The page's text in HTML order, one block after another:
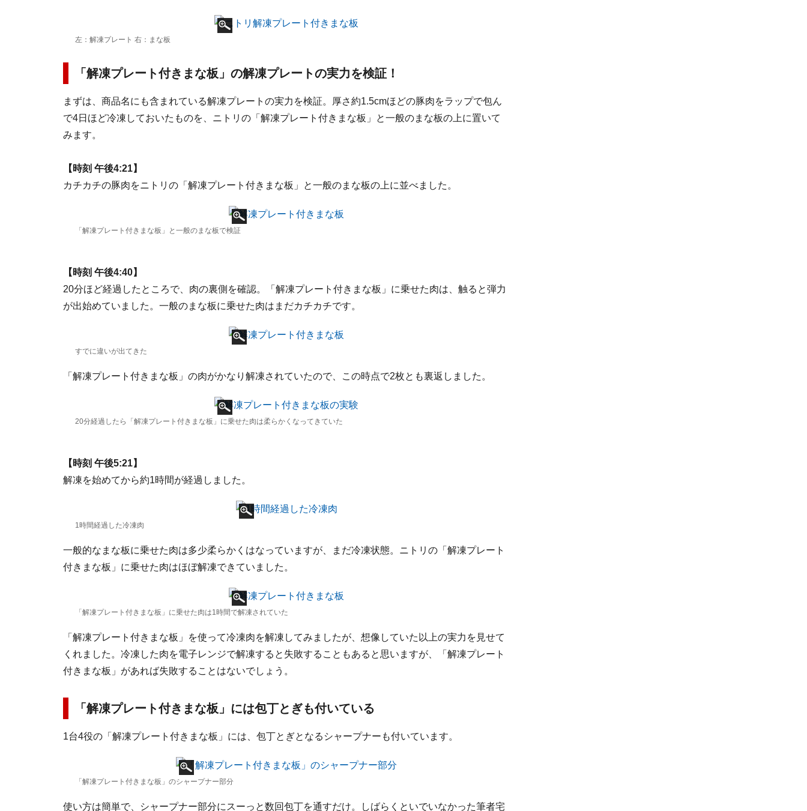
左：解凍プレート 右：まな板
「解凍プレート付きまな板」の解凍プレートの実力を検証！
まずは、商品名にも含まれている解凍プレートの実力を検証。厚さ約1.5cmほどの豚肉をラップで包ん
で4日ほど冷凍しておいたものを、ニトリの「解凍プレート付きまな板」と一般のまな板の上に置いて
みます。
【時刻 午後4:21】
カチカチの豚肉をニトリの「解凍プレート付きまな板」と一般のまな板の上に並べました。
「解凍プレート付きまな板」と一般のまな板で検証
【時刻 午後4:40】
20分ほど経過したところで、肉の裏側を確認。「解凍プレート付きまな板」に乗せた肉は、触ると弾力
が出始めていました。一般のまな板に乗せた肉はまだカチカチです。
すでに違いが出てきた
「解凍プレート付きまな板」の肉がかなり解凍されていたので、この時点で2枚とも裏返しました。
20分経過したら「解凍プレート付きまな板」に乗せた肉は柔らかくなってきていた
【時刻 午後5:21】
解凍を始めてから約1時間が経過しました。
1時間経過した冷凍肉
一般的なまな板に乗せた肉は多少柔らかくはなっていますが、まだ冷凍状態。ニトリの「解凍プレート
付きまな板」に乗せた肉はほぼ解凍できていました。
「解凍プレート付きまな板」に乗せた肉は1時間で解凍されていた
「解凍プレート付きまな板」を使って冷凍肉を解凍してみましたが、想像していた以上の実力を見せて
くれました。冷凍した肉を電子レンジで解凍すると失敗することもあると思いますが、「解凍プレート
付きまな板」があれば失敗することはないでしょう。
「解凍プレート付きまな板」には包丁とぎも付いている
1台4役の「解凍プレート付きまな板」には、包丁とぎとなるシャープナーも付いています。
「解凍プレート付きまな板」のシャープナー部分
使い方は簡単で、シャープナー部分にスーっと数回包丁を通すだけ。しばらくといでいなかった筆者宅